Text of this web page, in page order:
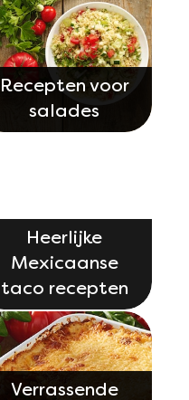
Recepten voor
salades
Heerlijke
Mexicaanse
taco recepten
Verrassende